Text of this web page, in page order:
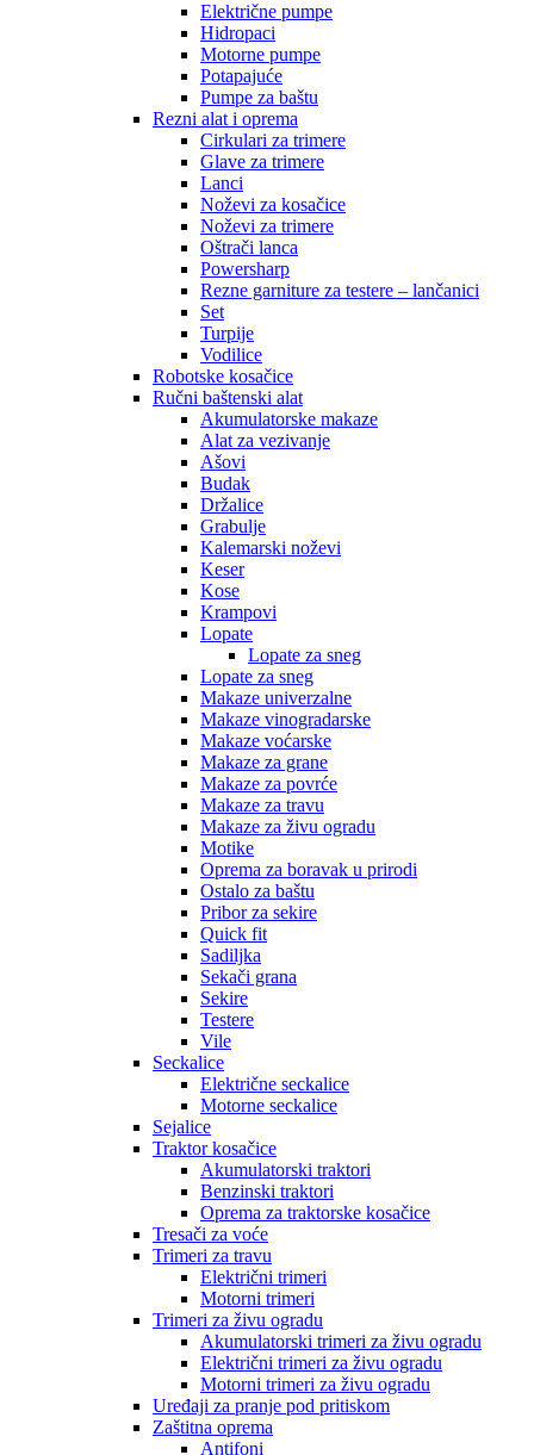
Električne pumpe
Hidropaci
Motorne pumpe
Potapajuće
Pumpe za baštu
Rezni alat i oprema
Cirkulari za trimere
Glave za trimere
Lanci
Noževi za kosačice
Noževi za trimere
Oštrači lanca
Powersharp
Rezne garniture za testere – lančanici
Set
Turpije
Vodilice
Robotske kosačice
Ručni baštenski alat
Akumulatorske makaze
Alat za vezivanje
Ašovi
Budak
Držalice
Grabulje
Kalemarski noževi
Keser
Kose
Krampovi
Lopate
Lopate za sneg
Lopate za sneg
Makaze univerzalne
Makaze vinogradarske
Makaze voćarske
Makaze za grane
Makaze za povrće
Makaze za travu
Makaze za živu ogradu
Motike
Oprema za boravak u prirodi
Ostalo za baštu
Pribor za sekire
Quick fit
Sadiljka
Sekači grana
Sekire
Testere
Vile
Seckalice
Električne seckalice
Motorne seckalice
Sejalice
Traktor kosačice
Akumulatorski traktori
Benzinski traktori
Oprema za traktorske kosačice
Tresači za voće
Trimeri za travu
Električni trimeri
Motorni trimeri
Trimeri za živu ogradu
Akumulatorski trimeri za živu ogradu
Električni trimeri za živu ogradu
Motorni trimeri za živu ogradu
Uređaji za pranje pod pritiskom
Zaštitna oprema
Antifoni